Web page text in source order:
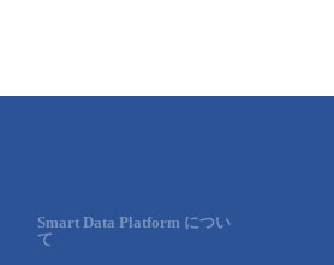
Smart Data Platform につい
て